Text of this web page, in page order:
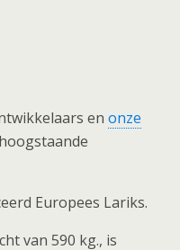
en onze
Europees Lariks.
van 590 kg., is